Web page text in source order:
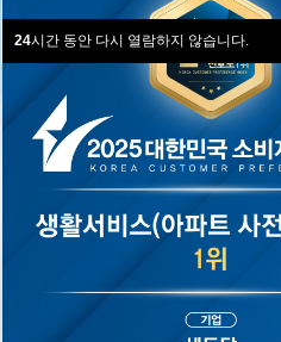
24시간 동안 다시 열람하지 않습니다.